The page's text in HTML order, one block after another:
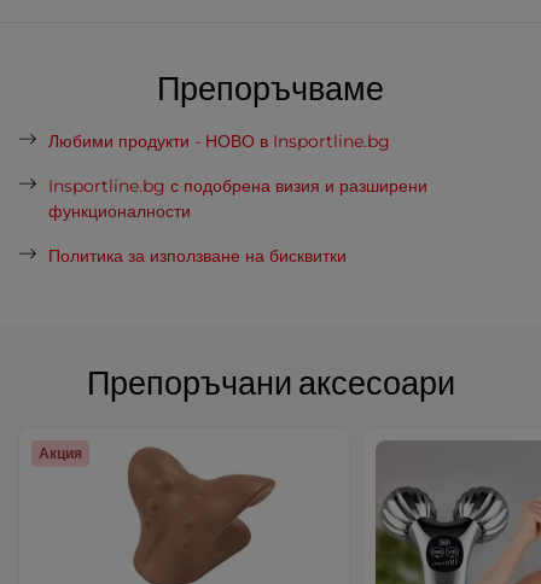
Препоръчани аксесоари
Акция
Препоръчваме
Любими продукти - НОВО в Insportline.bg
Insportline.bg с подобрена визия и разширени
функционалности
Политика за използване на бисквитки